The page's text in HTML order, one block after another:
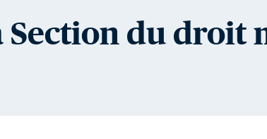
Section du droit